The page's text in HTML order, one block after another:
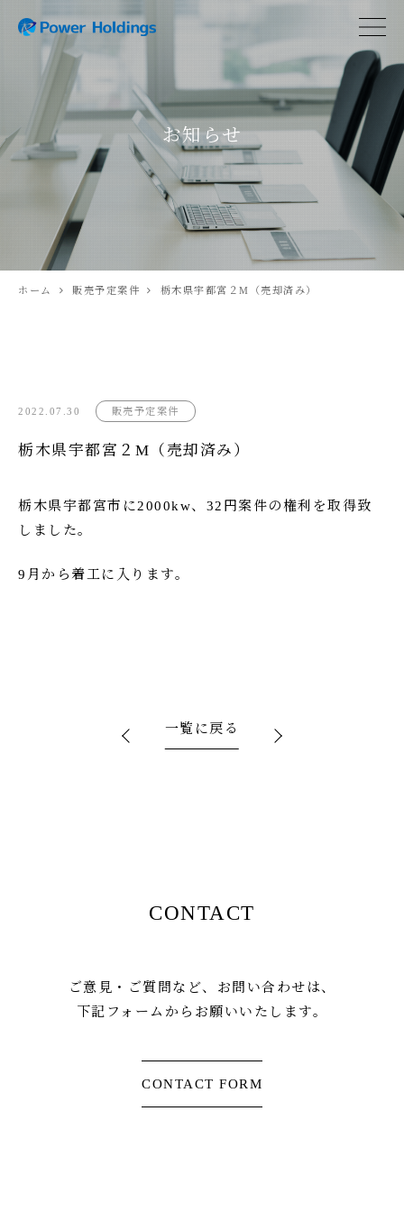
お知らせ
ホーム 販売予定案件 栃木県宇都宮２M（売却済み）
2022.07.30 販売予定案件
栃木県宇都宮２M（売却済み）
栃木県宇都宮市に2000kw、32円案件の権利を取得致
しました。
9月から着工に入ります。
一覧に戻る
CONTACT
ご意見・ご質問など、お問い合わせは、
下記フォームからお願いいたします。
CONTACT FORM